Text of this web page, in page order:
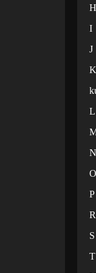
H
I
J
K
L
N
O
P
R
S
T